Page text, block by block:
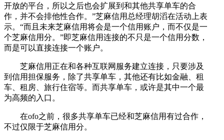
开放的平台，所以之后也会扩展到和其他共享单车的合
作，并不会排他性合作。”芝麻信用总经理胡滔在活动上表
示。“而且未来芝麻信用将会是一个信用账户，而不仅是一
个芝麻信用分。”即芝麻信用连接的不只是一个信用分数，
而是可以直接连接一个账户。
芝麻信用正在和各种互联网服务建立连接，只要涉及
到信用担保服务，除了共享单车，其他还有比如金融、租
车、租房、旅行住宿等。而共享单车，或许是其中一个最
为高频的入口。
在ofo之前，很多共享单车已经和芝麻信用有过合作，
不过仅限于芝麻信用分。